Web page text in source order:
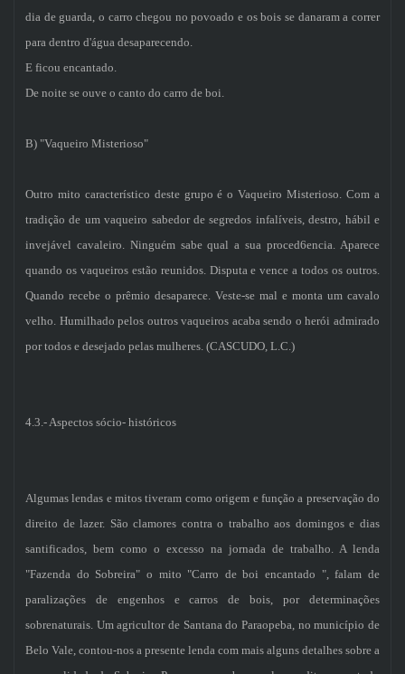
dia de guarda, o carro chegou no povoado e os bois se danaram a correr
para dentro d'água desaparecendo.
E ficou encantado.
De noite se ouve o canto do carro de boi.
B) "Vaqueiro Misterioso"
Outro mito característico deste grupo é o Vaqueiro Misterioso. Com a
tradição de um vaqueiro sabedor de segredos infalíveis, destro, hábil e
invejável cavaleiro. Ninguém sabe qual a sua proced6encia. Aparece
quando os vaqueiros estão reunidos. Disputa e vence a todos os outros.
Quando recebe o prêmio desaparece. Veste-se mal e monta um cavalo
velho. Humilhado pelos outros vaqueiros acaba sendo o herói admirado
por todos e desejado pelas mulheres. (CASCUDO, L.C.)
4.3.- Aspectos sócio- históricos
Algumas lendas e mitos tiveram como origem e função a preservação do
direito de lazer. São clamores contra o trabalho aos domingos e dias
santificados, bem como o excesso na jornada de trabalho. A lenda
"Fazenda do Sobreira" o mito "Carro de boi encantado ", falam de
paralizações de engenhos e carros de bois, por determinações
sobrenaturais. Um agricultor de Santana do Paraopeba, no município de
Belo Vale, contou-nos a presente lenda com mais alguns detalhes sobre a